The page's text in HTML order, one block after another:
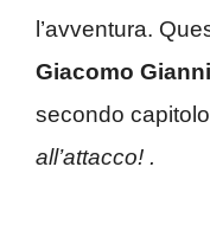
l’avventura.
Giacomo
secondo
all’attacco! .